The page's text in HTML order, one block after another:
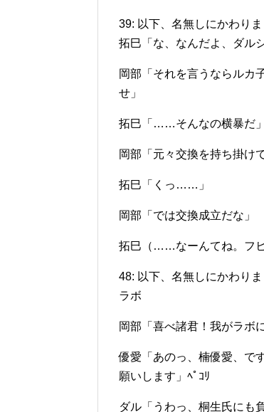
39: 以下、名無しにかわり
拓巳「な、なんだよ、ダル
岡部「それを言うならルカ
せ」
拓巳「……そんなの横暴だ」
岡部「元々交換を持ち掛け
拓巳「くっ……」
岡部「では交換成立だな」
拓巳（……なーんてね。フヒ
48: 以下、名無しにかわり
ラボ
岡部「喜べ諸君！我がラボ
優愛「あのっ、楠優愛、で
願いします」ﾍﾟｺﾘ
ダル「うわっ、桐生氏にも